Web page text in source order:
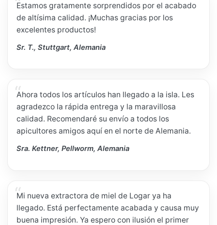
Estamos gratamente sorprendidos por el acabado
de altísima calidad. ¡Muchas gracias por los
excelentes productos!
Sr. T., Stuttgart, Alemania
Ahora todos los artículos han llegado a la isla. Les
agradezco la rápida entrega y la maravillosa
calidad. Recomendaré su envío a todos los
apicultores amigos aquí en el norte de Alemania.
Sra. Kettner, Pellworm, Alemania
Mi nueva extractora de miel de Logar ya ha
llegado. Está perfectamente acabada y causa muy
buena impresión. Ya espero con ilusión el primer